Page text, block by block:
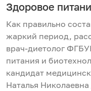
Здоровое
Как правильно
жаркий период,
врач-диетолог
питания и
кандидат
Наталья